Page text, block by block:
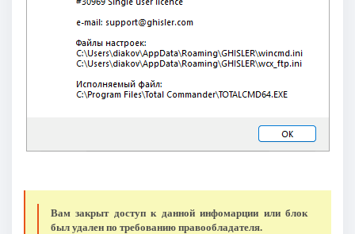
Вам закрыт доступ к данной инфомарции или блок
был удален по требованию правообладателя.